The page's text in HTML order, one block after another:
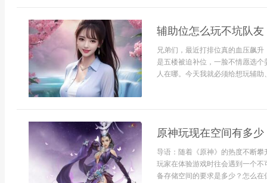
辅助位怎么玩不坑队
兄弟们，最近打排位真的血压飙
是五楼被迫补位，一脸不情愿选
人在哪。今天我就必须给想玩辅助
原神玩现在空间有多少
导语：随着《原神》的热度不断
玩家在体验游戏时往会遇到一个
备存储空间的要求是多少？怎么